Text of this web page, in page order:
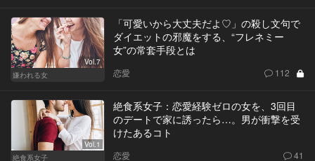
Vol.7
嫌われる女
「可愛いから大丈夫だよ♡」の殺し文句で
ダイエットの邪魔をする、“フレネミー
女”の常套手段とは
恋愛 112
Vol.1
絶食系女子
絶食系女子：恋愛経験ゼロの女を、3回目
のデートで家に誘ったら…。男が衝撃を受
けたあるコト
恋愛 41